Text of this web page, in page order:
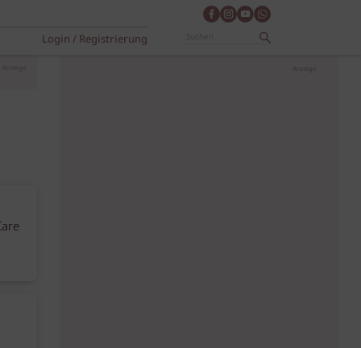
Login / Registrierung
Anzeige Anzeige